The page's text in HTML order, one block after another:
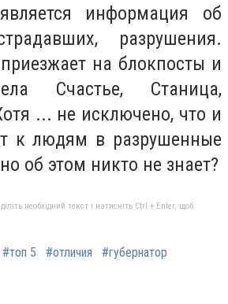
информация об
разрушения.
на блокпосты и
Счастье, Станица,
... не исключено, что и
к людям в разрушенные
об этом никто не знает?
необхідний текст і натисніть Ctrl + Enter, щоб
#топ 5 #отличия
#губернатор